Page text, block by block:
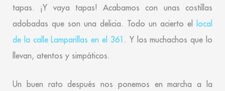
tapas. ¡Y vaya tapas! Acabamos con unas costillas
adobadas que son una delicia. Todo un acierto el
local
de la calle Lamparillas en el 361 . Y los muchachos que lo
llevan, atentos y simpáticos.
Un buen rato después nos ponemos en marcha a la